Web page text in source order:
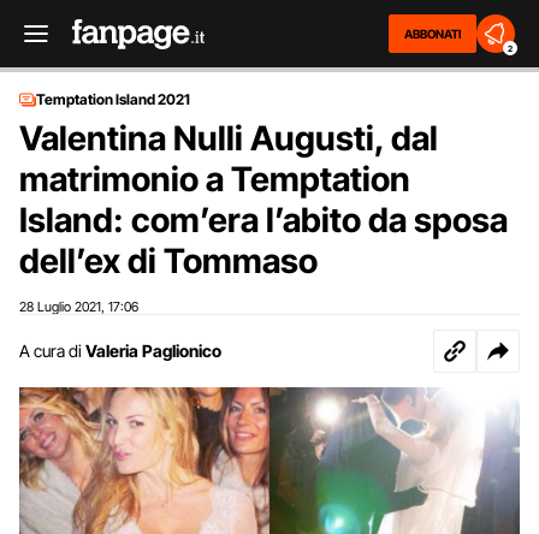
ABBONATI
2
Temptation Island 2021
Valentina Nulli Augusti, dal
matrimonio a Temptation
Island: com’era l’abito da sposa
dell’ex di Tommaso
28 Luglio 2021 17:06
A cura di Valeria Paglionico